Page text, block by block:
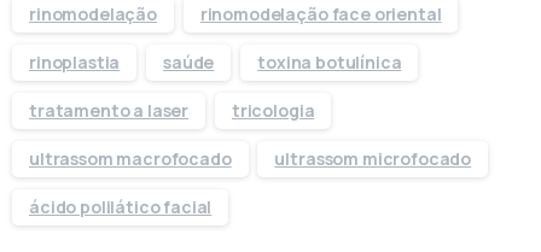
rinomodelação rinomodelação face oriental
rinoplastia saúde toxina botulínica
tratamento a laser tricologia
ultrassom macrofocado ultrassom microfocado
ácido polilático facial